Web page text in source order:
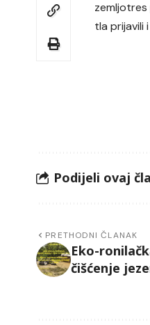
tla prijavili
Podijeli ovaj
PRETHODNI ČLANAK
Eko-
čišćenje